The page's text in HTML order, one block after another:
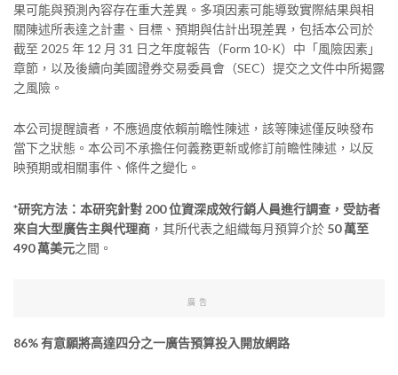
果可能與預測內容存在重大差異。多項因素可能導致實際結果與相
關陳述所表達之計畫、目標、預期與估計出現差異，包括本公司於
截至 2025 年 12 月 31 日之年度報告（Form 10-K）中「風險因素」
章節，以及後續向美國證券交易委員會（SEC）提交之文件中所揭露
之風險。
本公司提醒讀者，不應過度依賴前瞻性陳述，該等陳述僅反映發布
當下之狀態。本公司不承擔任何義務更新或修訂前瞻性陳述，以反
映預期或相關事件、條件之變化。
*研究方法：本研究針對 200 位資深成效行銷人員進行調查，受訪者
來自大型廣告主與代理商 ，其所代表之組織每月預算介於 50 萬至
490 萬美元之間。
廣告
86% 有意願將高達四分之一廣告預算投入開放網路